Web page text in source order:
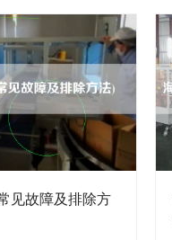
。 一、设备规格 制
是影响价格的重要
规格的装盒机所需
艺难度、技术含量
因此价格也会有所
，规格越大、功能
装盒机价格也会越
响 品牌对于制药装
非常大，知名品牌
见故障及排除方